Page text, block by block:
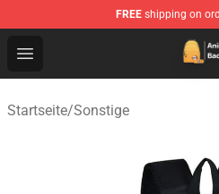
FREE shipping on
Open menu
Anime Backpack Shop -
Startseite/Sonstige